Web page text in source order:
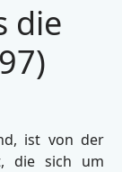
die
ist von der
die sich um